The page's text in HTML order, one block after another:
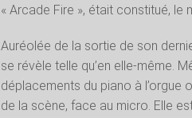
« Arcade Fire », était constitué, le
Auréolée de la sortie de son
se révèle telle qu’en elle-même.
déplacements du piano à l’orgue
de la scène, face au micro. Elle